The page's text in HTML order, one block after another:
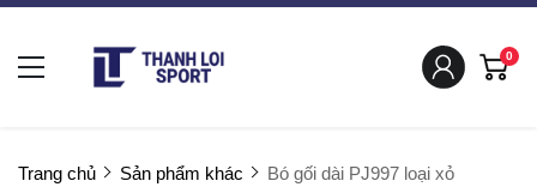
0
Trang chủ Sản phẩm khác Bó gối dài PJ997 loại xỏ